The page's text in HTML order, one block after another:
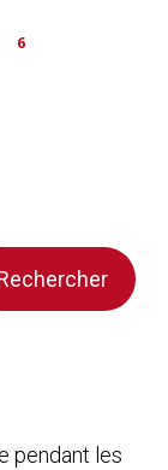
6
pendant les